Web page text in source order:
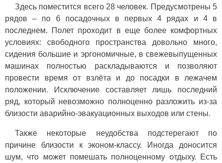
Здесь поместится всего 28 человек. Предусмотрены 5
рядов – по 6 посадочных в первых 4 рядах и 4 в
последнем. Полет проходит в еще более комфортных
условиях: свободного пространства довольно много,
сидения большие и эргономичные, в свежевыпущенных
машинах полностью раскладываются и позволяют
провести время от взлёта и до посадки в лежачем
положении. Исключение составляет лишь последний
ряд, который невозможно полноценно разложить из-за
близости аварийно-эвакуационных выходов или стены.
Также некоторые неудобства подстерегают по
причине близости к эконом-классу. Иногда доносится
шум, что может помешать полноценному отдыху. Есть